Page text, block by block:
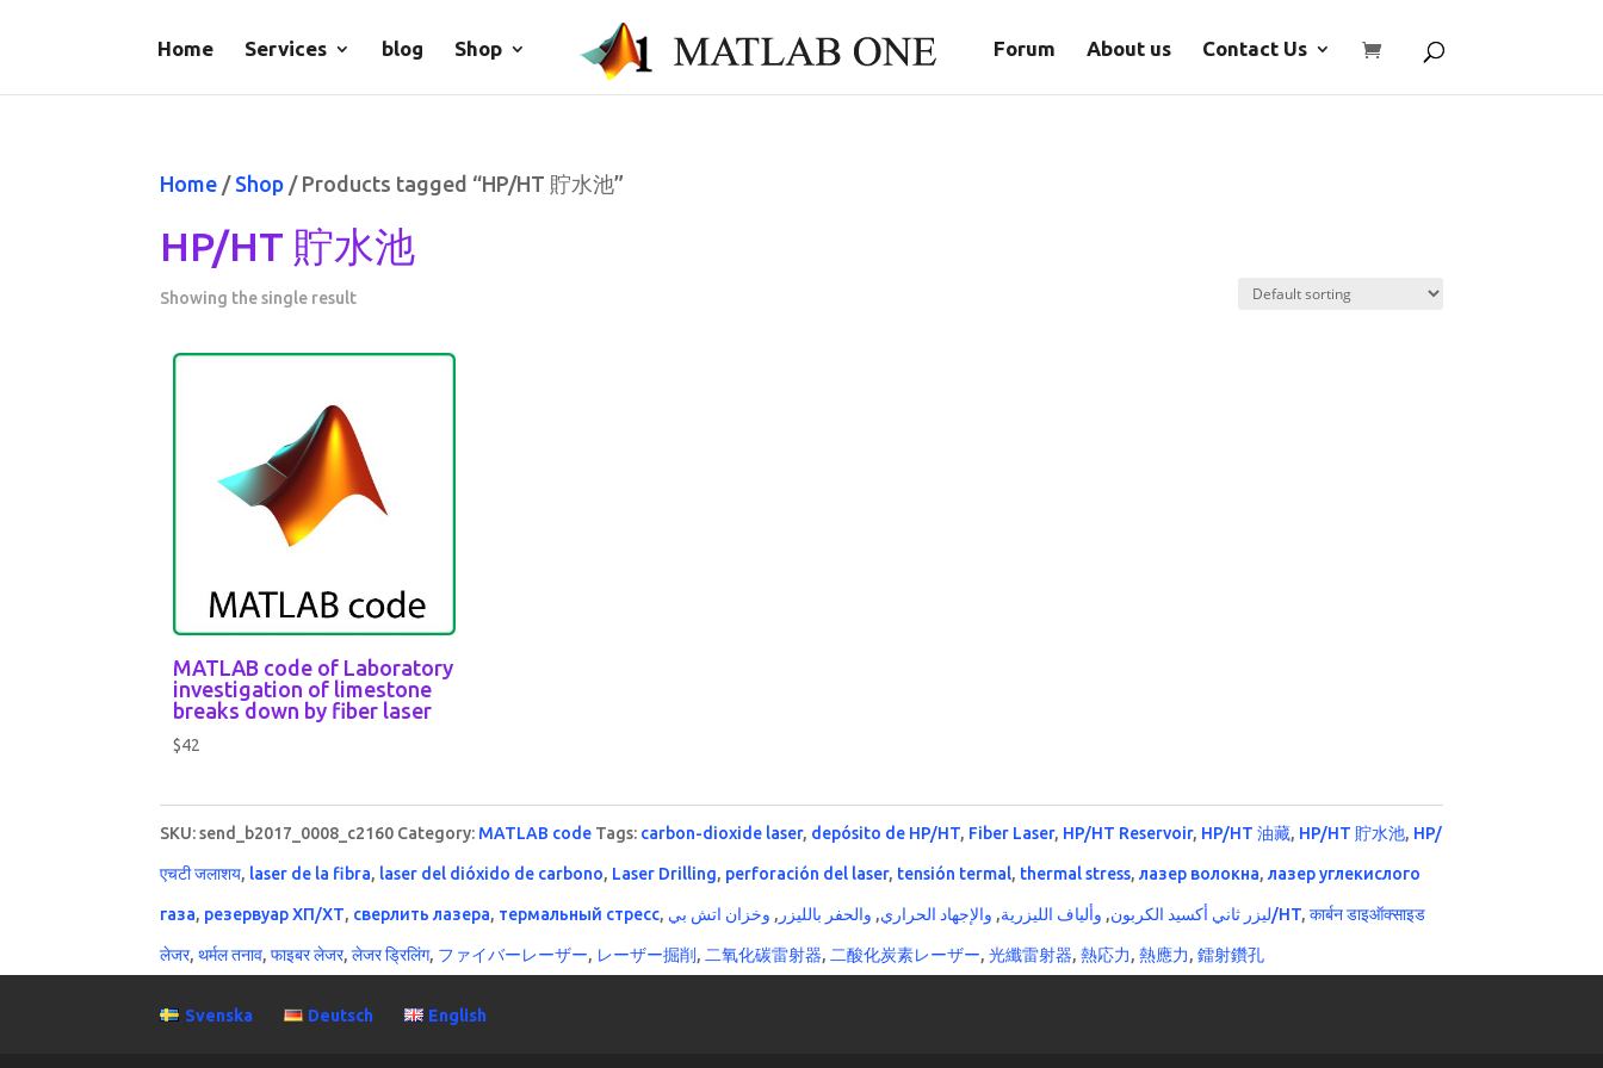
Home Services blog Shop Forum About us Contact Us
Home / Shop / Products tagged “HP/HT 貯水池”
HP/HT 貯水池
Showing the single result
MATLAB code of Laboratory
investigation of limestone
breaks down by fiber laser
$42
SKU:send_b2017_0008_c2160 Category: MATLAB code Tags: carbon-dioxide laser, depósito de HP/HT, Fiber Laser, HP/HT Reservoir, HP/HT 油藏, HP/HT 貯水池, HP/
एचटी जलाशय, laser de la fibra, laser del dióxido de carbono, Laser Drilling, perforación del laser, tensión termal, thermal stress,лазер волокна,лазер углекислого
газа, резервуар ХП/ХТ, сверлить лазера, термальный стресс, ليزر ثاني أكسيد الكربون, وألياف الليزرية, والإجهاد الحراري, والحفر بالليزر , وخزان اتش بي/HT,कार्बन डाइऑक्साइड
लेजर,थर्मल तनाव,फाइबर लेजर,लेजर ड्रिलिंग, ファイバーレーザー, レーザー掘削, 二氧化碳雷射器, 二酸化炭素レーザー,光纖雷射器,熱応力,熱應力,鐳射鑽孔
Svenska Deutsch English